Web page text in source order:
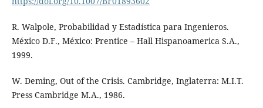
R. Walpole, Probabilidad y Estadística para Ingenieros.
México D.F., México: Prentice – Hall Hispanoamerica S.A.,
1999.
W. Deming, Out of the Crisis. Cambridge, Inglaterra: M.I.T.
Press Cambridge M.A., 1986.